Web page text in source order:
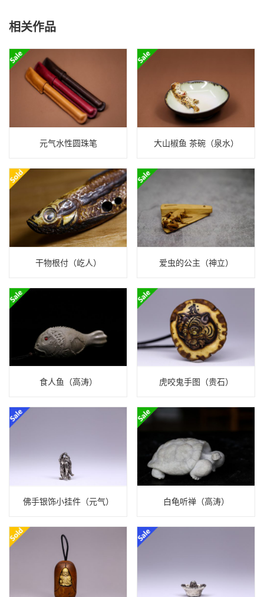
相关作品
元气水性圆珠笔 大山椒鱼 茶碗（泉水）
干物根付（屹人） 爱虫的公主（神立）
食人鱼（高涛） 虎咬鬼手图（贵石）
佛手银饰小挂件（元气） 白龟听禅（高涛）